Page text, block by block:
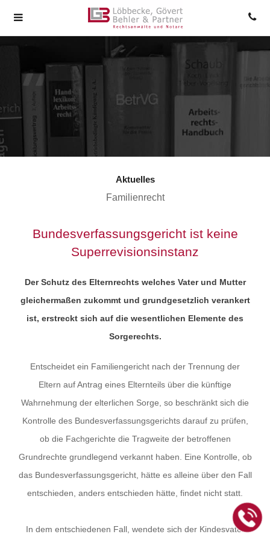
Aktuelles
Familienrecht
Bundesverfassungsgericht ist keine
Superrevisionsinstanz
Der Schutz des Elternrechts welches Vater und Mutter
gleichermaßen zukommt und grundgesetzlich verankert
ist, erstreckt sich auf die wesentlichen Elemente des
Sorgerechts.
Entscheidet ein Familiengericht nach der Trennung der
Eltern auf Antrag eines Elternteils über die künftige
Wahrnehmung der elterlichen Sorge, so beschränkt sich die
Kontrolle des Bundesverfassungsgerichts darauf zu prüfen,
ob die Fachgerichte die Tragweite der betroffenen
Grundrechte grundlegend verkannt haben. Eine Kontrolle, ob
das Bundesverfassungsgericht, hätte es alleine über den Fall
entschieden, anders entschieden hätte, findet nicht statt.
In dem entschiedenen Fall, wendete sich der Kindesvater